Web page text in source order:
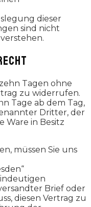
dieser
sind nicht
Tagen ohne
zu widerrufen.
Tage ab dem Tag,
Dritter, der
Ware in Besitz
müssen Sie uns
Brief oder
diesen Vertrag zu